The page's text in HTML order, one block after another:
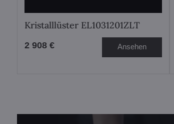
Kristalllüster EL1031201ZLT
2 908 € Ansehen